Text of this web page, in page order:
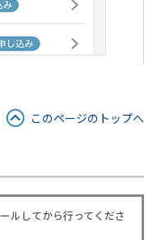
このページのトップへ
ルしてから行ってくださ